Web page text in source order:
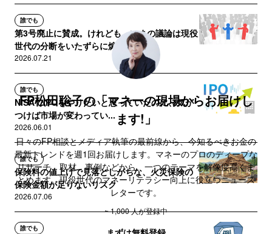
誰でも
第3号廃止に賛成。けれども、いまの議論は現役
世代の分断をいたずらに煽る...
2026.07.21
誰でも
NISAでIPOをやりたいと思っていたのに、気が
つけば市場が変わってい...
2026.06.01
誰でも
保険料の値上げで見落としがちな、火災保険の
保険金額が足りないリスク
2026.07.06
誰でも
FP松田聡子の「マネーの現場からお届けし
ます!」
日々のFP相談とメディア執筆の最前線から、今知るべきお金の
最新トレンドを週1回お届けします。マネーのプロのディープな
リサーチ、取材、事例などから、一つのテーマを解像度高くま
とめます。現役世代のマネーリテラシー向上に役立つニュース
レターです。
~ 1,000 人が登録中